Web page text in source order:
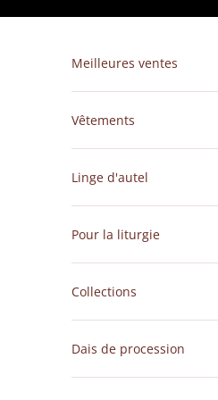
Meilleures ventes
Vêtements
Linge d'autel
Pour la liturgie
Collections
Dais de procession